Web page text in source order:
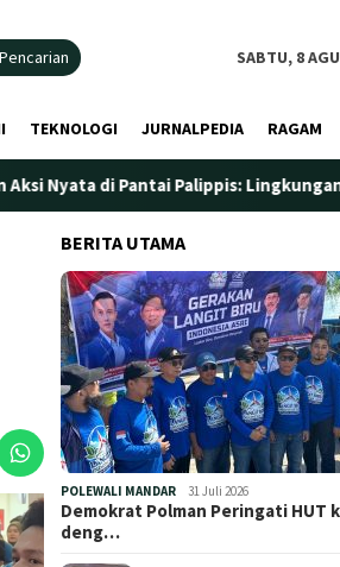
Pencarian SABTU, 8
TEKNOLOGI JURNALPEDIA RAGAM
Palippis: Lingkungan dan
BERITA UTAMA
POLEWALI MANDAR 31 Juli 2026
Demokrat Polman Peringati HUT
deng…